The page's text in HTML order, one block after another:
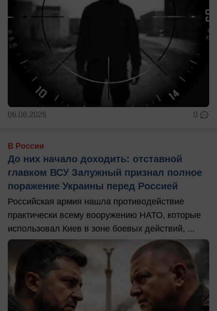
06.08.2026 0
В России
До них начало доходить: отставной
главком ВСУ Залужный признал полное
поражение Украины перед Россией
Российская армия нашла противодействие
практически всему вооружению НАТО, которые
использовал Киев в зоне боевых действий, ...